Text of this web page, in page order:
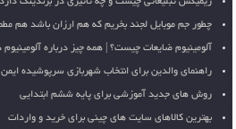
چطور جم موبایل لجند بخریم که هم ارزان باشد هم
آلومینیوم ضایعات چیست؟ | همه چیز درباره
راهنمای والدین برای انتخاب شهربازی سرپوشیده
روش های جدید آموزشی برای پایه ششم ابتدایی
بهترین کالاهای سایت های چینی برای خرید و واردات